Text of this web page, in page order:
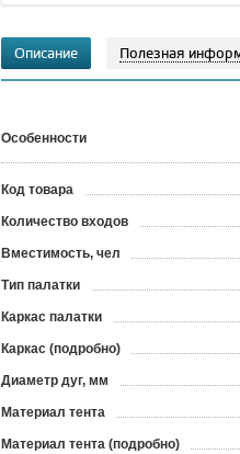
Описание Полезная
Особенности
Код товара
Количество входов
Вместимость, чел
Тип палатки
Каркас палатки
Каркас (подробно)
Диаметр дуг, мм
Материал тента
Материал тента (подробно)